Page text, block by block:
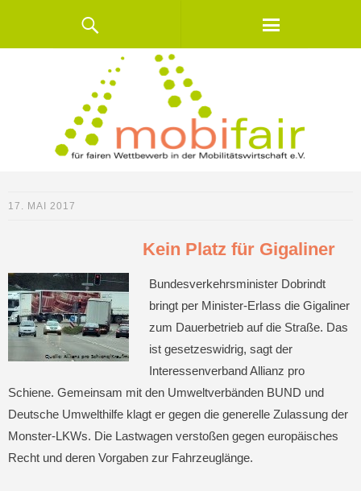
17. MAI 2017
Kein Platz für Gigaliner
Bundesverkehrsminister Dobrindt
bringt per Minister-Erlass die Gigaliner
zum Dauerbetrieb auf die Straße. Das
ist gesetzeswidrig, sagt der
Interessenverband Allianz pro
Schiene. Gemeinsam mit den Umweltverbänden BUND und
Deutsche Umwelthilfe klagt er gegen die generelle Zulassung der
Monster-LKWs. Die Lastwagen verstoßen gegen europäisches
Recht und deren Vorgaben zur Fahrzeuglänge.